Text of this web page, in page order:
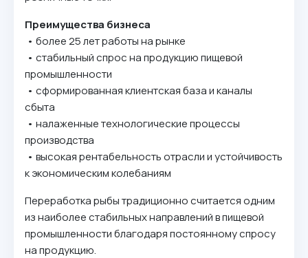
Преимущества бизнеса
• более 25 лет работы на рынке
• стабильный спрос на продукцию пищевой
промышленности
• сформированная клиентская база и каналы
сбыта
• налаженные технологические процессы
производства
• высокая рентабельность отрасли и устойчивость
к экономическим колебаниям
Переработка рыбы традиционно считается одним
из наиболее стабильных направлений в пищевой
промышленности благодаря постоянному спросу
на продукцию.